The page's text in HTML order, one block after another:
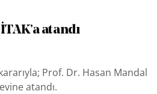
atandı
Prof. Dr. Hasan Mandal
atandı.